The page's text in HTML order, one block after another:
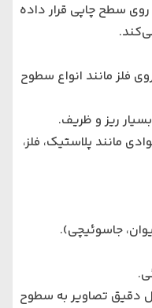
روی سطح چاپی قرار داده
فلز مانند انواع سطوح
ریز و ظریف.
مانند پلاستیک، فلز،
جاسوئیچی).
دقیق تصاویر به سطوح